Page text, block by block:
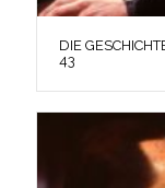
DIE
43